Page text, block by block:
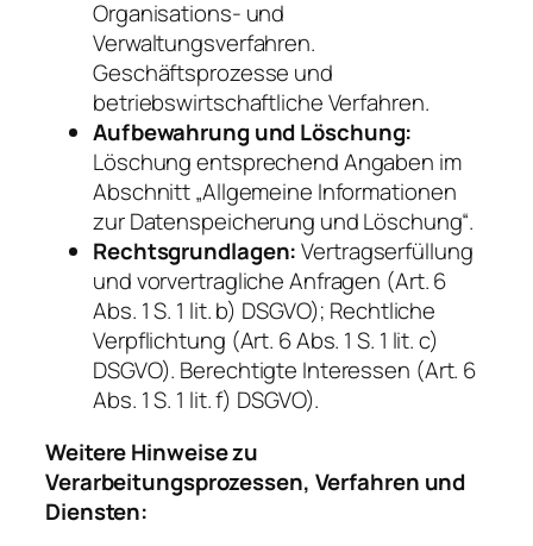
Organisations- und
Verwaltungsverfahren.
Geschäftsprozesse und
betriebswirtschaftliche Verfahren.
Aufbewahrung und Löschung:
Löschung entsprechend Angaben im
Abschnitt „Allgemeine Informationen
zur Datenspeicherung und Löschung“.
Rechtsgrundlagen:Vertragserfüllung
und vorvertragliche Anfragen (Art. 6
Abs. 1 S. 1 lit. b) DSGVO); Rechtliche
Verpflichtung (Art. 6 Abs. 1 S. 1 lit. c)
DSGVO). Berechtigte Interessen (Art. 6
Abs. 1 S. 1 lit. f) DSGVO).
Weitere Hinweise zu
Verarbeitungsprozessen, Verfahren und
Diensten: